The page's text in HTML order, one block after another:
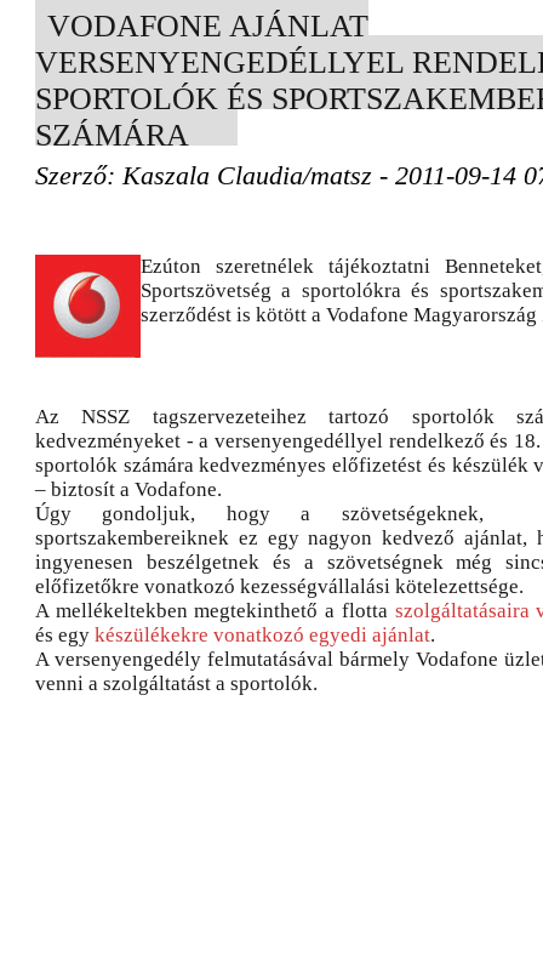
VODAFONE AJÁNLAT
VERSENYENGEDÉLLYEL
SPORTOLÓK ÉS
SZÁMÁRA
Szerző: Kaszala Claudia/matsz - 2011-09-14
Ezúton szeretnélek tájékoztatni
Sportszövetség a sportolókra és
szerződést is kötött a Vodafone
Az NSSZ tagszervezeteihez tartozó sportolók
kedvezményeket - a versenyengedéllyel rendelkező és
sportolók számára kedvezményes előfizetést és készülék
– biztosít a Vodafone.
Úgy gondoljuk, hogy a szövetségeknek,
sportszakembereiknek ez egy nagyon kedvező ajánlat,
ingyenesen beszélgetnek és a szövetségnek még
előfizetőkre vonatkozó kezességvállalási kötelezettsége.
A mellékeltekben megtekinthető a flotta szolgáltatásaira
és egy készülékekre vonatkozó egyedi ajánlat.
A versenyengedély felmutatásával bármely Vodafone
venni a szolgáltatást a sportolók.